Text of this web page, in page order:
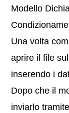
Modello
Una volta
aprire il file
inserendo i
Dopo che il
inviarlo